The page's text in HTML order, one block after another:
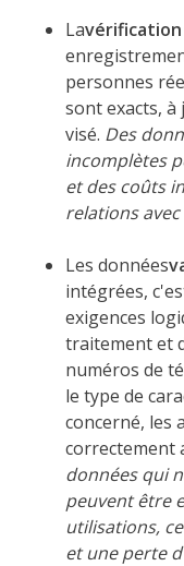
Lavérification
personnes
sont exacts,
visé. Des
incomplètes
et des coûts
relations
Les données
intégrées,
exigences
traitement et
numéros de
le type de
concerné, les
correctement
données qui
peuvent être
utilisations,
et une perte